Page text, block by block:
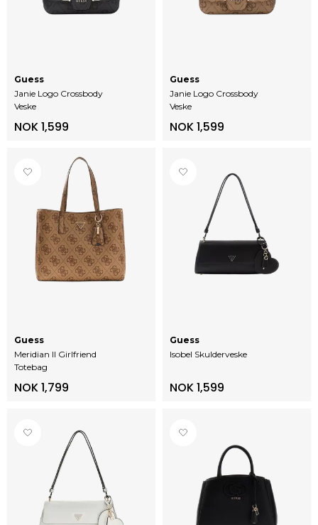
Janie Logo Crossbody
Veske
Guess
NOK 1,599
Janie Logo Crossbody
Veske
Guess
NOK 1,599
Meridian II Girlfriend
Totebag
Guess
NOK 1,799
Isobel Skulderveske
Guess
NOK 1,599